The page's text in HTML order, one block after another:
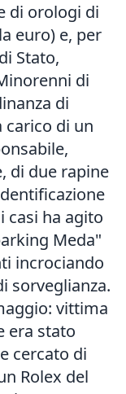
di orologi di
euro) e, per
Stato,
di
di
carico di un
di due rapine
casi ha agito
Meda"
incrociando
sorveglianza.
vittima
era stato
cercato di
Rolex del